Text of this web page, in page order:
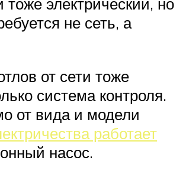
электрический, но
не сеть, а
от сети тоже
система контроля.
от вида и модели
работает
насос.